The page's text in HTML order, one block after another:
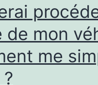
de mon
me